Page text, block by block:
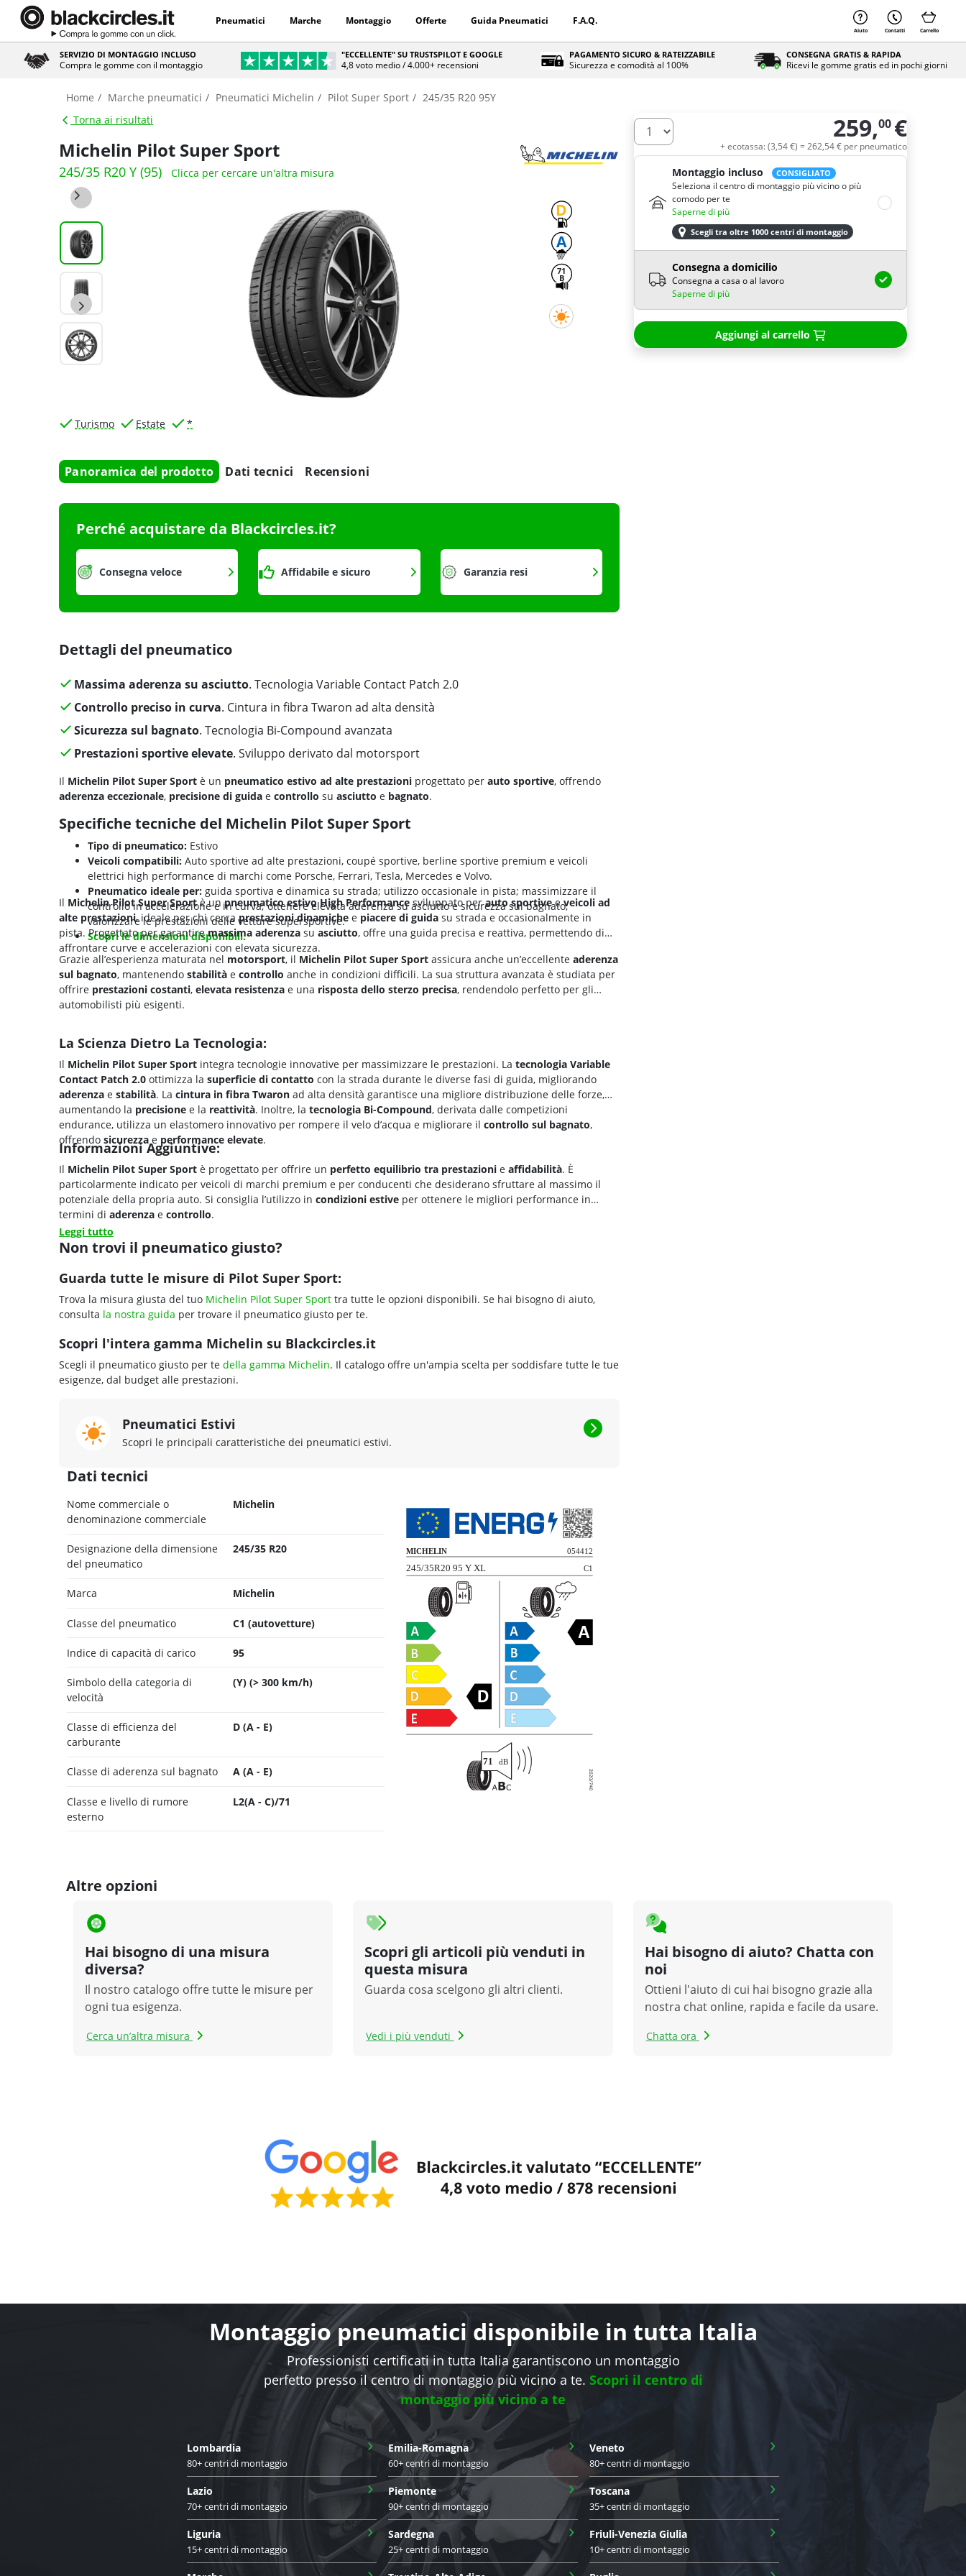
Pneumatici Marche Montaggio Offerte Guida Pneumatici F.A.Q.
Aiuto Contatti Carrello
SERVIZIO DI MONTAGGIO INCLUSO
Compra le gomme con il montaggio
"ECCELLENTE" SU TRUSTSPILOT E GOOGLE
4,8 voto medio / 4.000+ recensioni
PAGAMENTO SICURO & RATEIZZABILE
Sicurezza e comodità al 100%
CONSEGNA GRATIS & RAPIDA
Ricevi le gomme gratis ed in pochi giorni
Home Marche pneumatici Pneumatici Michelin Pilot Super Sport
245/35 R20 95Y
Torna ai risultati
Michelin Pilot Super Sport
245/35 R20 Y (95) Clicca per cercare un'altra misura
D
A
71
B
Turismo Estate *
Panoramica del prodotto Dati tecnici Recensioni
Perché acquistare da Blackcircles.it?
Consegna veloce Affidabile e sicuro Garanzia resi
Dettagli del pneumatico
Massima aderenza su asciutto. Tecnologia Variable Contact Patch 2.0
Controllo preciso in curva. Cintura in fibra Twaron ad alta densità
Sicurezza sul bagnato. Tecnologia Bi-Compound avanzata
Prestazioni sportive elevate. Sviluppo derivato dal motorsport
Il Michelin Pilot Super Sport è un pneumatico estivo ad alte prestazioni progettato per auto sportive, offrendo
aderenza eccezionale, precisione di guida e controllo su asciutto e bagnato.
Specifiche tecniche del Michelin Pilot Super Sport
Tipo di pneumatico: Estivo
Veicoli compatibili: Auto sportive ad alte prestazioni, coupé sportive, berline sportive premium e veicoli
elettrici high performance di marchi come Porsche, Ferrari, Tesla, Mercedes e Volvo.
Pneumatico ideale per: guida sportiva e dinamica su strada; utilizzo occasionale in pista; massimizzare il
controllo in accelerazione e in curva; ottenere elevata aderenza su asciutto e sicurezza sul bagnato;
valorizzare le prestazioni delle vetture supersportive.
Scopri le dimensioni disponibili.
Il Michelin Pilot Super Sportè unpneumatico estivo High Performancesviluppato perauto sportiveeveicoli ad
alte prestazioni, ideale per chi cercaprestazioni dinamiche e piacere di guida su strada e occasionalmente in
pista. Progettato per garantiremassima aderenza su asciutto, offre una guida precisa e reattiva, permettendo di
affrontare curve e accelerazioni con elevata sicurezza.
Grazie all’esperienza maturata nel motorsport, il Michelin Pilot Super Sport assicura anche un’eccellente aderenza
sul bagnato, mantenendo stabilità e controllo anche in condizioni difficili. La sua struttura avanzata è studiata per
offrire prestazioni costanti, elevata resistenza e una risposta dello sterzo precisa, rendendolo perfetto per gli
automobilisti più esigenti.
La Scienza Dietro La Tecnologia:
Il Michelin Pilot Super Sport integra tecnologie innovative per massimizzare le prestazioni. La tecnologia Variable
Contact Patch 2.0 ottimizza la superficie di contatto con la strada durante le diverse fasi di guida, migliorando
aderenza e stabilità. La cintura in fibra Twaron ad alta densità garantisce una migliore distribuzione delle forze,
aumentando la precisione e la reattività. Inoltre, la tecnologia Bi-Compound, derivata dalle competizioni
endurance, utilizza un elastomero innovativo per rompere il velo d’acqua e migliorare il controllo sul bagnato,
offrendo sicurezza e performance elevate.
Informazioni Aggiuntive:
Il Michelin Pilot Super Sport è progettato per offrire un perfetto equilibrio tra prestazioni e affidabilità. È
particolarmente indicato per veicoli di marchi premium e per conducenti che desiderano sfruttare al massimo il
potenziale della propria auto. Si consiglia l’utilizzo in condizioni estive per ottenere le migliori performance in
termini di aderenza e controllo.
Leggi tutto
Non trovi il pneumatico giusto?
Guarda tutte le misure di Pilot Super Sport:
Trova la misura giusta del tuo Michelin Pilot Super Sport tra tutte le opzioni disponibili. Se hai bisogno di aiuto,
consulta la nostra guida per trovare il pneumatico giusto per te.
Scopri l'intera gamma Michelin su Blackcircles.it
Scegli il pneumatico giusto per te della gamma Michelin. Il catalogo offre un'ampia scelta per soddisfare tutte le tue
esigenze, dal budget alle prestazioni.
Pneumatici Estivi
Scopri le principali caratteristiche dei pneumatici estivi.
Dati tecnici
Nome commerciale o
denominazione commerciale
Michelin
Designazione della dimensione
del pneumatico
245/35 R20
Marca Michelin
Classe del pneumatico C1 (autovetture)
Indice di capacità di carico 95
Simbolo della categoria di
velocità
(Y) (> 300 km/h)
Classe di efficienza del
carburante
D (A - E)
Classe di aderenza sul bagnato A (A - E)
Classe e livello di rumore
esterno
L2(A - C)/71
Quantità 259,00 €
+ ecotassa: (3,54€) = 262,54€ per pneumatico
Montaggio incluso CONSIGLIATO
Seleziona il centro di montaggio più vicino o più
comodo per te
Saperne di più
Scegli tra oltre 1000 centri di montaggio
Consegna a domicilio
Consegna a casa o al lavoro
Saperne di più
Aggiungi al carrello
Altre opzioni
Hai bisogno di una misura
diversa?
Il nostro catalogo offre tutte le misure per
ogni tua esigenza.
Cerca un’altra misura
Scopri gli articoli più venduti in
questa misura
Guarda cosa scelgono gli altri clienti.
Vedi i più venduti
Hai bisogno di aiuto? Chatta con
noi
Ottieni l'aiuto di cui hai bisogno grazie alla
nostra chat online, rapida e facile da usare.
Chatta ora
Montaggio pneumatici disponibile in tutta Italia
Professionisti certificati in tutta Italia garantiscono un montaggio
perfetto presso il centro di montaggio più vicino a te. Scopri il centro di
montaggio più vicino a te
Lombardia
80+ centri di montaggio
› Emilia-Romagna
60+ centri di montaggio
› Veneto
80+ centri di montaggio
›
Lazio
70+ centri di montaggio
› Piemonte
90+ centri di montaggio
› Toscana
35+ centri di montaggio
›
Liguria
15+ centri di montaggio
› Sardegna
25+ centri di montaggio
› Friuli-Venezia Giulia
10+ centri di montaggio
›